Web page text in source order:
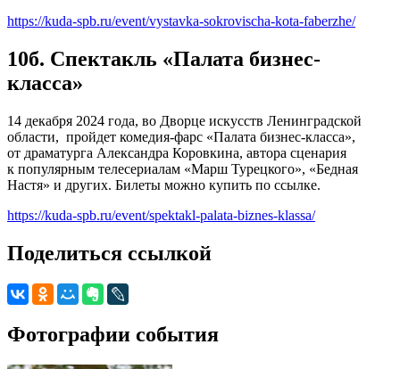
https://kuda-spb.ru/event/vystavka-sokrovischa-kota-faberzhe/
10б. Спектакль «Палата бизнес-
класса»
14 декабря 2024 года, во Дворце искусств Ленинградской
области, пройдет комедия-фарс «Палата бизнес-класса»,
от драматурга Александра Коровкина, автора сценария
к популярным телесериалам «Марш Турецкого», «Бедная
Настя» и других. Билеты можно купить по ссылке.
https://kuda-spb.ru/event/spektakl-palata-biznes-klassa/
Поделиться ссылкой
Фотографии события